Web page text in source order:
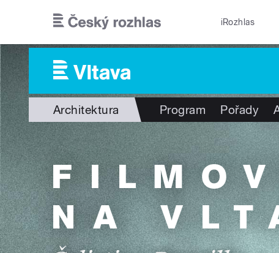
iRozhlas
Architektura Program Pořady